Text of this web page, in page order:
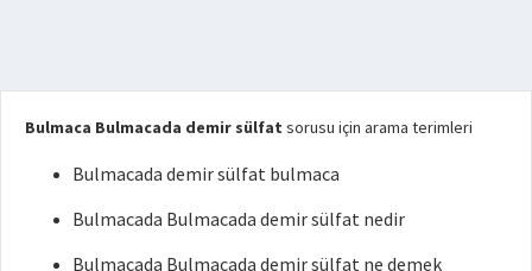
Bulmaca Bulmacada demir sülfat sorusu için arama terimleri
Bulmacada demir sülfat bulmaca
Bulmacada Bulmacada demir sülfat nedir
Bulmacada Bulmacada demir sülfat ne demek